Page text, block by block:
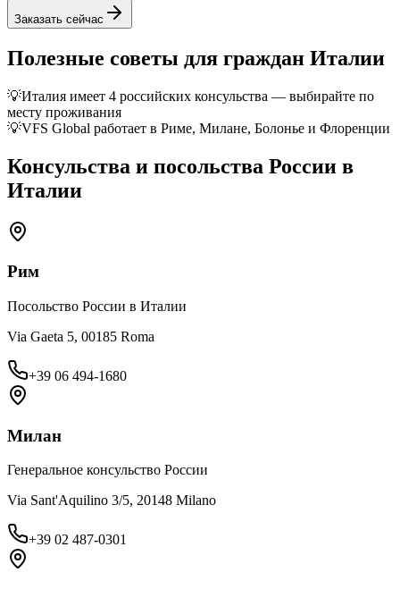
Заказать сейчас
Полезные советы для граждан Италии
💡Италия имеет 4 российских консульства — выбирайте по
месту проживания
💡VFS Global работает в Риме, Милане, Болонье и Флоренции
Консульства и посольства России в
Италии
Рим
Посольство России в Италии
Via Gaeta 5, 00185 Roma
+39 06 494-1680
Милан
Генеральное консульство России
Via Sant'Aquilino 3/5, 20148 Milano
+39 02 487-0301